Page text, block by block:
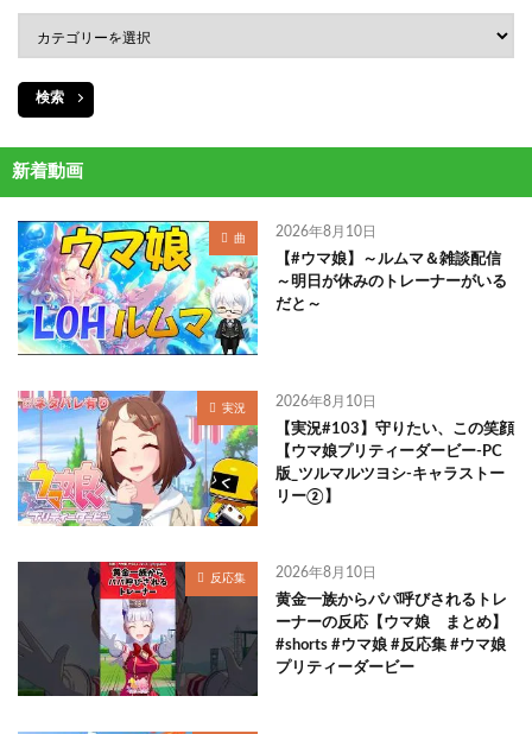
検索
新着動画
曲 2026年8月10日
【#ウマ娘】～ルムマ＆雑談配信
～明日が休みのトレーナーがいる
だと～
実況 2026年8月10日
【実況#103】守りたい、この笑顔
【ウマ娘プリティーダービー-PC
版_ツルマルツヨシ-キャラストー
リー②】
反応集 2026年8月10日
黄金一族からパパ呼びされるトレ
ーナーの反応【ウマ娘 まとめ】
#shorts #ウマ娘 #反応集 #ウマ娘
プリティーダービー